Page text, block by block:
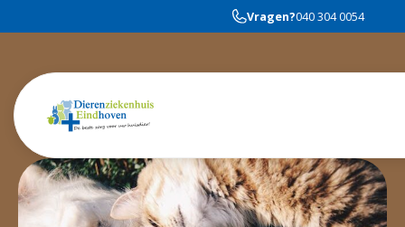
Vragen?040 304 0054